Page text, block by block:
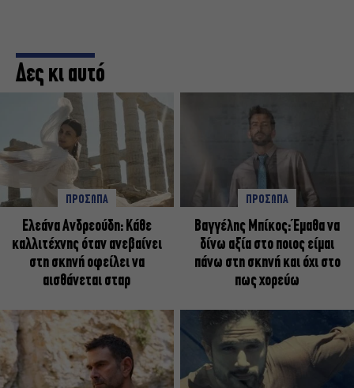
Δες κι αυτό
ΠΡΟΣΩΠΑ
Ελεάνα Ανδρεούδη: Κάθε
καλλιτέχνης όταν ανεβαίνει
στη σκηνή οφείλει να
αισθάνεται σταρ
ΠΡΟΣΩΠΑ
Βαγγέλης Μπίκος: Έμαθα να
δίνω αξία στο ποιος είμαι
πάνω στη σκηνή και όχι στο
πως χορεύω